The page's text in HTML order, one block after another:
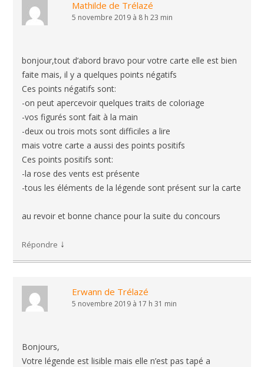
Mathilde de Trélazé
5 novembre 2019 à 8 h 23 min
bonjour,tout d’abord bravo pour votre carte elle est bien
faite mais, il y a quelques points négatifs
Ces points négatifs sont:
-on peut apercevoir quelques traits de coloriage
-vos figurés sont fait à la main
-deux ou trois mots sont difficiles a lire
mais votre carte a aussi des points positifs
Ces points positifs sont:
-la rose des vents est présente
-tous les éléments de la légende sont présent sur la carte
au revoir et bonne chance pour la suite du concours
Répondre ↓
Erwann de Trélazé
5 novembre 2019 à 17 h 31 min
Bonjours,
Votre légende est lisible mais elle n’est pas tapé a